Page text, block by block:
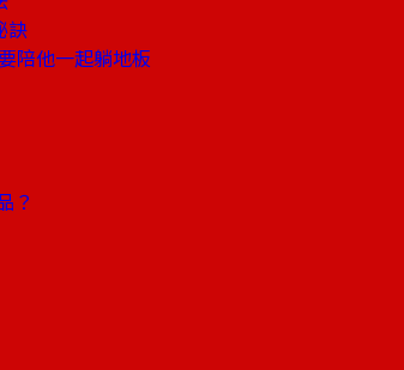
訣
陪他一起躺地板
？